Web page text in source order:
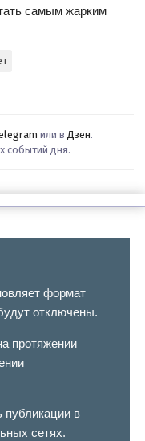
самым жарким
или в Дзен.
событий дня.
формат
отключены.
протяжении
публикации в
сетях.